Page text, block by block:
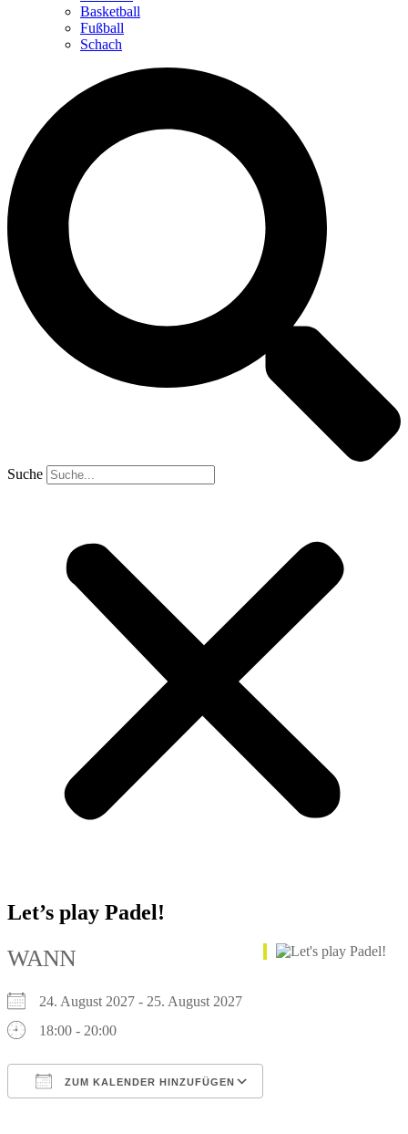
Basketball
Fußball
Schach
Suche
Let’s play Padel!
WANN
24. August 2027 - 25. August 2027
18:00 - 20:00
ZUM KALENDER HINZUFÜGEN